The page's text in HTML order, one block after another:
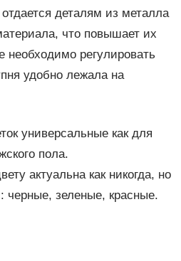
деталям из металла
что повышает их
необходимо регулировать
удобно лежала на
универсальные как для
пола.
актуальна как никогда, но
черные, зеленые, красные.